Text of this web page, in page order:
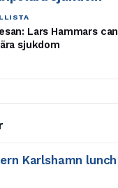
Lars Hammars
sjukdom
Karlshamn